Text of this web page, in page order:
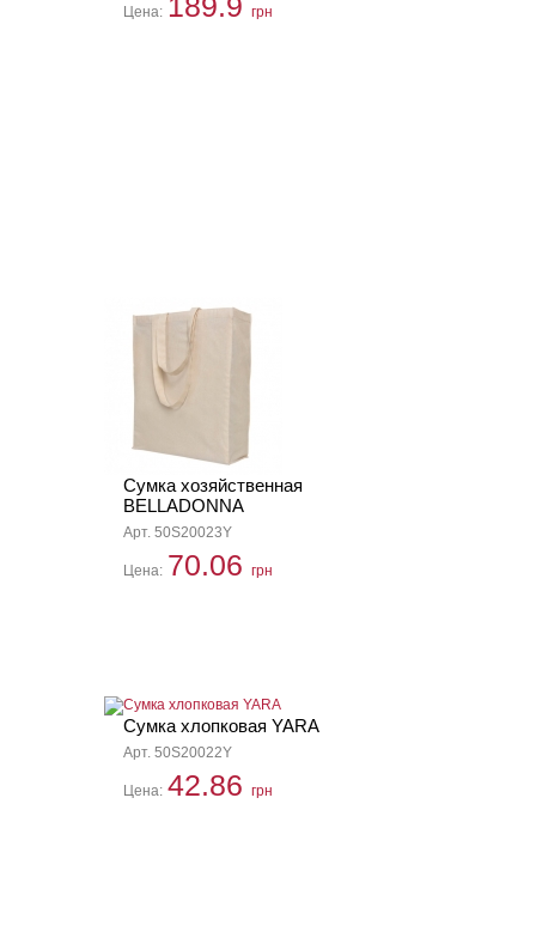
Цена: грн
Сумка хозяйственная
BELLADONNA
Арт. 50S20023Y
Цена: 70.06 грн
Сумка хлопковая YARA
Арт. 50S20022Y
Цена: 42.86 грн